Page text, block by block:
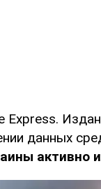
Express.
данных
активно